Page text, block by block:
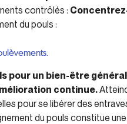
contrôlés :
du pouls :
pour un bien-être
continue.
pour se libérer des
du pouls constitue